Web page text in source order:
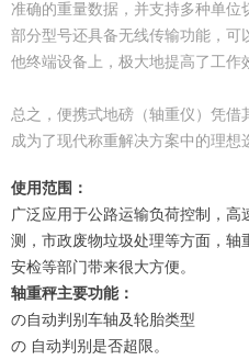
准确的重量数据，并支持多种单位
部分型号还具备无线传输功能，可
他终端设备上，极大地提高了工作
总之，便携式地磅（轴重仪）凭借
成为了现代称重解决方案中的理想
使用范围：
广泛应用于公路运输负荷控制，
测，市政废物垃圾处理等方面，轴
安检等部门带来很大方便。
轴重秤主要功能：
の自动判别车轴及轮胎类型
の 自动判别是否超限。